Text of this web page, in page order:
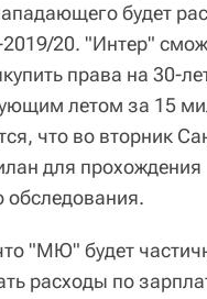
будет
2019/20. "Интер"
права на 30-
летом за 15
что во вторник
для прохождения
обследования.
"МЮ" будет
расходы по